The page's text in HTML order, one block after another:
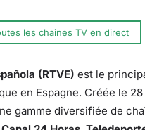
les chaines TV en direct
(RTVE) est le
en Espagne. Créée le
gamme diversifiée de